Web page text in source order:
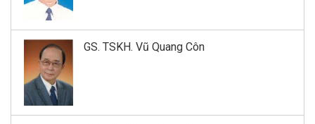
GS. TSKH. Vũ Quang Côn